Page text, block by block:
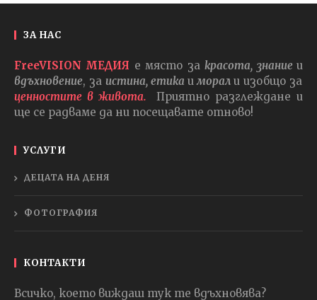
ЗА НАС
FreeVISION МЕДИЯ е място закрасота, знаниеи
вдъхновение, за истина, етика и морали изобщо за
ценностите в живота.
Приятно разглеждане и
ще се радваме да ни посещавате отново!
УСЛУГИ
ДЕЦАТА НА ДЕНЯ
ФОТОГРАФИЯ
КОНТАКТИ
Всичко, което виждаш тук те вдъхновява?